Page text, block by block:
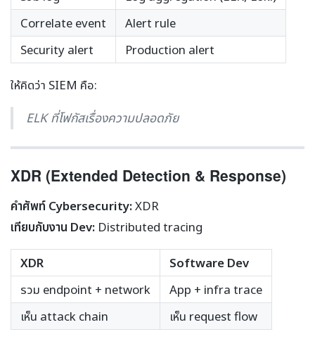
Correlate event
Alert rule
Security alert
Production alert
ให้คิดว่า SIEM คือ:
ELK ที่โฟกัสเรื่องความปลอดภัย
XDR (Extended Detection & Response)
คำศัพท์ Cybersecurity:XDR
เทียบกับงาน Dev: Distributed tracing
XDR
Software Dev
รวม endpoint + network
App + infra trace
เห็น attack chain
เห็น request flow